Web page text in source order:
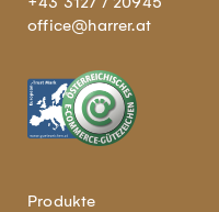
office@harrer.at
Produkte